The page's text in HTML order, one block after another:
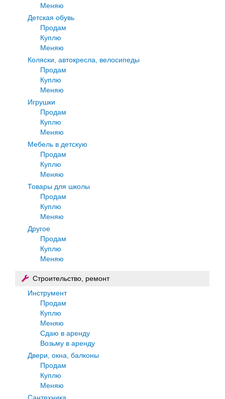
Меняю
Детская обувь
Продам
Куплю
Меняю
Коляски, автокресла, велосипеды
Продам
Куплю
Меняю
Игрушки
Продам
Куплю
Меняю
Мебель в детскую
Продам
Куплю
Меняю
Товары для школы
Продам
Куплю
Меняю
Другое
Продам
Куплю
Меняю
Строительство, ремонт
Инструмент
Продам
Куплю
Меняю
Сдаю в аренду
Возьму в аренду
Двери, окна, балконы
Продам
Куплю
Меняю